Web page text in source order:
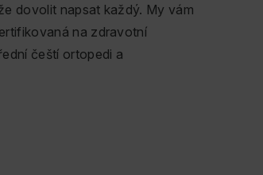
dovolit napsat každý. My vám
na zdravotní
čeští ortopedi a